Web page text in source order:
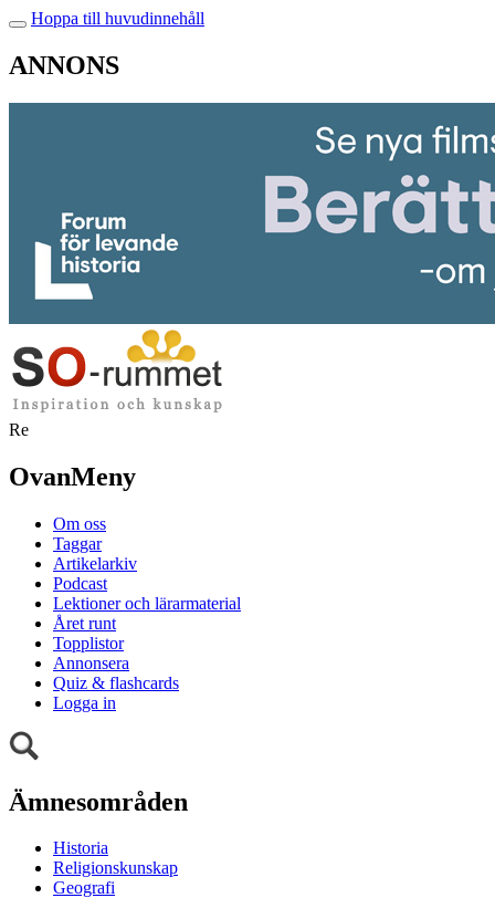
Hoppa till huvudinnehåll
ANNONS
Re
OvanMeny
Om oss
Taggar
Artikelarkiv
Podcast
Lektioner och lärarmaterial
Året runt
Topplistor
Annonsera
Quiz & flashcards
Logga in
Ämnesområden
Historia
Religionskunskap
Geografi